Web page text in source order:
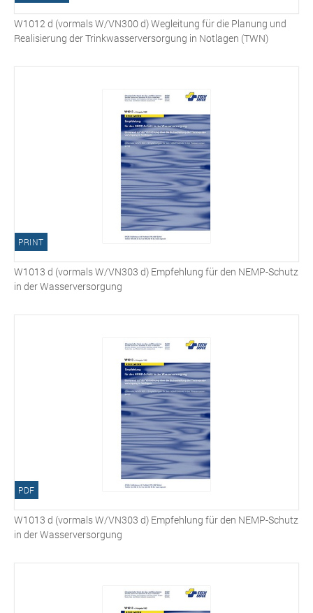
W1012 d (vormals W/VN300 d) Wegleitung für die Planung und
Realisierung der Trinkwasserversorgung in Notlagen (TWN)
PRINT
W1013 d (vormals W/VN303 d) Empfehlung für den NEMP-Schutz
in der Wasserversorgung
PDF
W1013 d (vormals W/VN303 d) Empfehlung für den NEMP-Schutz
in der Wasserversorgung